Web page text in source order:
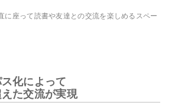
に座って読書や友達との交流を楽しめるスペー
化によって
た交流が実現